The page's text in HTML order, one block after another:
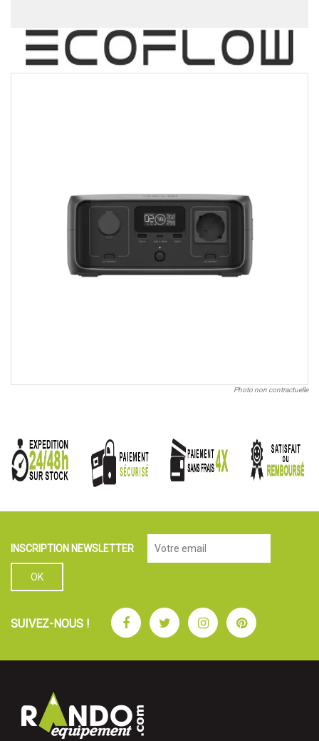
Photo non contractuelle
INSCRIPTION NEWSLETTER
SUIVEZ-NOUS ! FacebookTwitterInstagramPinterest